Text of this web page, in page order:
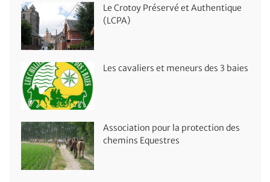
Le Crotoy Préservé et Authentique
(LCPA)
Les cavaliers et meneurs des 3 baies
Association pour la protection des
chemins Equestres